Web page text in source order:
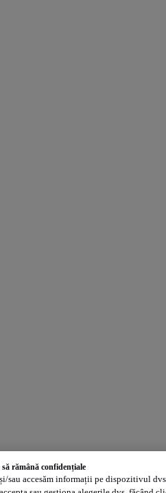
să rămână confidențiale
sau accesăm informații pe dispozitivul